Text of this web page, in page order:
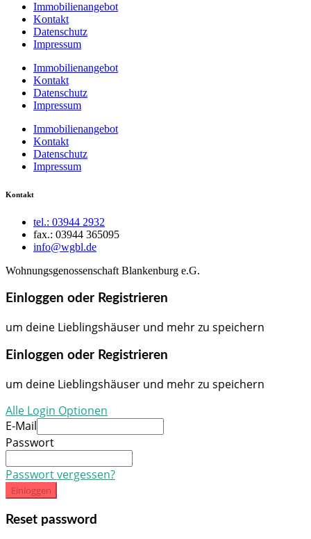
Immobilienangebot
Kontakt
Datenschutz
Impressum
Immobilienangebot
Kontakt
Datenschutz
Impressum
Immobilienangebot
Kontakt
Datenschutz
Impressum
Kontakt
tel.: 03944 2932
fax.: 03944 365095
info@wgbl.de
Wohnungsgenossenschaft Blankenburg e.G.
Einloggen oder Registrieren
um deine Lieblingshäuser und mehr zu speichern
Einloggen oder Registrieren
um deine Lieblingshäuser und mehr zu speichern
Alle Login Optionen
E-Mail
Passwort
Passwort vergessen?
Einloggen
Reset password